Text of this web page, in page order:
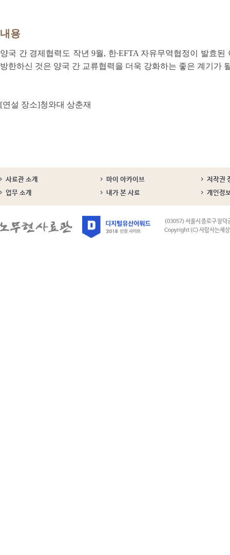
내용
양국 간 경제협력도 작년 9월, 한∙EFTA 자유무역협정이 발효
방한하신 것은 양국 간 교류협력을 더욱 강화하는 좋은 계기가
[연설 장소]청와대 상춘재
사료관 소개 마이 아카이브
저작권
업무 소개
내가 본 사료 개인정
(03057) 서울시 종로구 창덕
Copyright (C) 사람사는세